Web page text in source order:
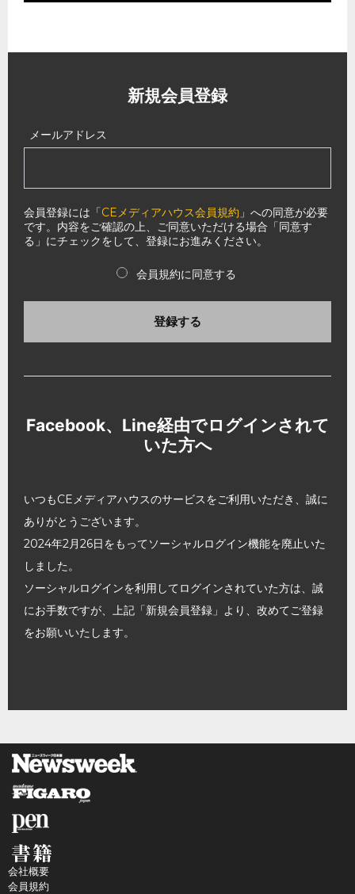
新規会員登録
メールアドレス
会員登録には「CEメディアハウス会員規約 」への同意が必要
です。内容をご確認の上、ご同意いただける場合「同意す
る」にチェックをして、登録にお進みください。
会員規約に同意する
登録する
Facebook、Line経由でログインされて
いた方へ
いつもCEメディアハウスのサービスをご利用いただき、誠に
ありがとうございます。
2024年2月26日をもってソーシャルログイン機能を廃止いた
しました。
ソーシャルログインを利用してログインされていた方は、誠
にお手数ですが、上記「新規会員登録」より、改めてご登録
をお願いいたします。
会社概要
会員規約